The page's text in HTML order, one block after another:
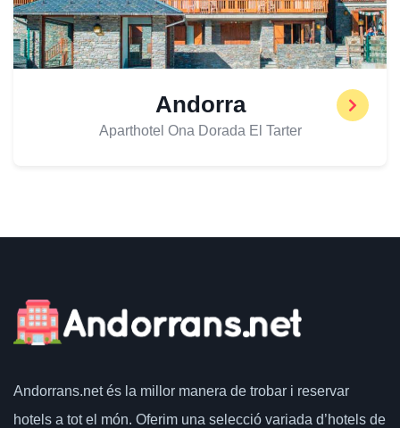
Andorra
Aparthotel Ona Dorada El Tarter
Andorrans.netés la millor manera de trobar i reservar
hotels a tot el món. Oferim una selecció variada d’hotels de